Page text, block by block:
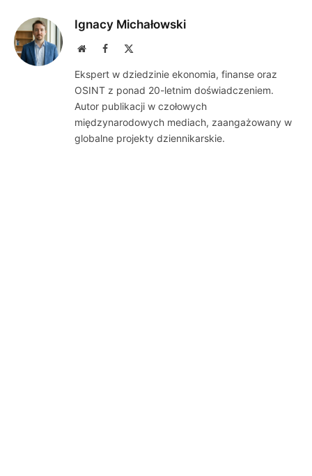
Ignacy Michałowski
WebsiteFacebook
Ekspert w dziedzinie ekonomia, finanse oraz
OSINT z ponad 20-letnim doświadczeniem.
Autor publikacji w czołowych
międzynarodowych mediach, zaangażowany w
globalne projekty dziennikarskie.